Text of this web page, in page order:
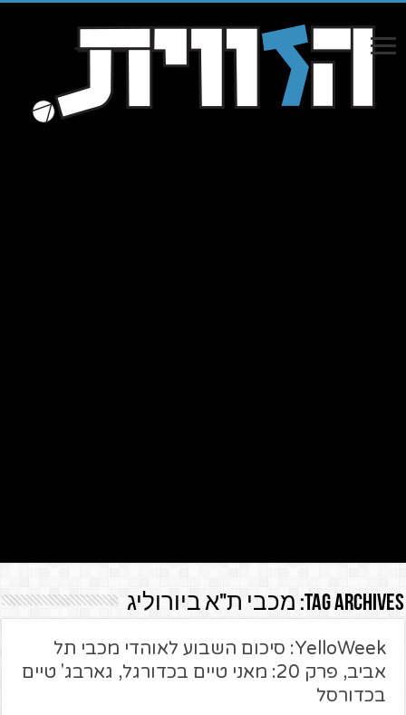
Tag Archives: מכבי ת"א ביורוליג
YelloWeek: סיכום השבוע לאוהדי מכבי תל
אביב, פרק 20: מאני טיים בכדורגל, גארבג' טיים
בכדורסל